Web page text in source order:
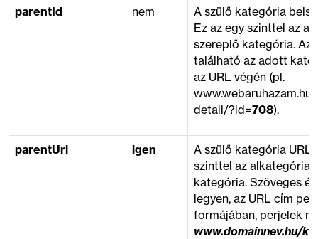
parentId nem
A szülő kategória
Ez az egy szinttel az
szereplő kategória. Az
található az adott
az URL végén (pl.
detail/?id=708).
parentUrl igen
A szülő kategória URL
szinttel az alkategória
kategória. Szöveges
legyen, az URL cím
formájában, perjelek
www.domainnev.hu/